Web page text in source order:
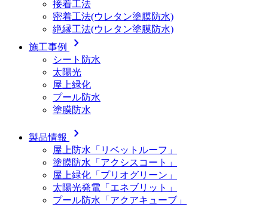
接着工法
密着工法(ウレタン塗膜防水)
絶縁工法(ウレタン塗膜防水)
施工事例
chevron_right
シート防水
太陽光
屋上緑化
プール防水
塗膜防水
製品情報 chevron_right
屋上防水「リベットルーフ」
塗膜防水「アクシスコート」
屋上緑化「プリオグリーン」
太陽光発電「エネブリット」
プール防水「アクアキューブ」